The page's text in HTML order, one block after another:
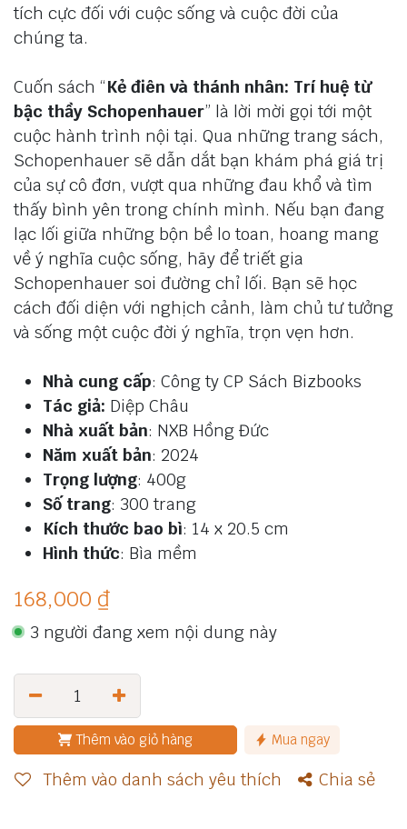
tích cực đối với cuộc sống và cuộc đời của
chúng ta.
Cuốn sách “Kẻ điên và thánh nhân: Trí huệ từ
bậc thầy Schopenhauer” là lời mời gọi tới một
cuộc hành trình nội tại. Qua những trang sách,
Schopenhauer sẽ dẫn dắt bạn khám phá giá trị
của sự cô đơn, vượt qua những đau khổ và tìm
thấy bình yên trong chính mình. Nếu bạn đang
lạc lối giữa những bộn bề lo toan, hoang mang
về ý nghĩa cuộc sống, hãy để triết gia
Schopenhauer soi đường chỉ lối. Bạn sẽ học
cách đối diện với nghịch cảnh, làm chủ tư tưởng
và sống một cuộc đời ý nghĩa, trọn vẹn hơn.
Nhà cung cấp: Công ty CP Sách Bizbooks
Tác giả: Diệp Châu
Nhà xuất bản: NXB Hồng Đức
Năm xuất bản: 2024
Trọng lượng: 400g
Số trang: 300 trang
Kích thước bao bì: 14 x 20.5 cm
Hình thức: Bìa mềm
168,000 ₫
3 người đang xem nội dung này
Thêm vào giỏ hàng Mua ngay
Thêm vào danh sách yêu thích Chia sẻ